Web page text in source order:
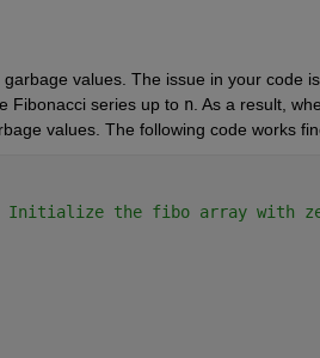
values. The issue in your code
Fibonacci series up to n. As a result,
values. The following code works
Initialize the fibo array with